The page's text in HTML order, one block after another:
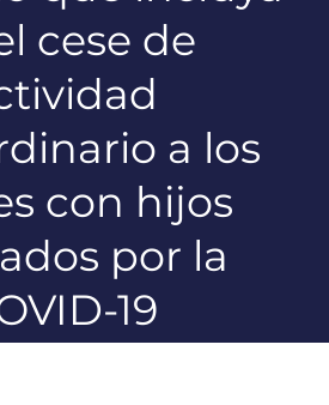
cese de
a los
con hijos
por la
19